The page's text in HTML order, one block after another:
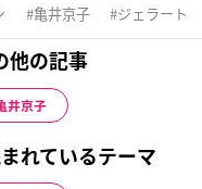
亀井京子 ジェラート
他の記事
井京子
れているテーマ